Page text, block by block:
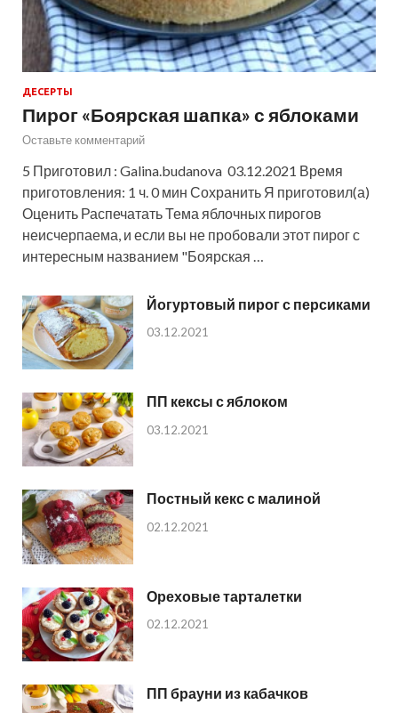
ДЕСЕРТЫ
Пирог «Боярская шапка» с яблоками
Оставьте комментарий
5 Приготовил : Galina.budanova 03.12.2021 Время
приготовления: 1 ч. 0 мин Сохранить Я приготовил(а)
Оценить Распечатать Тема яблочных пирогов
неисчерпаема, и если вы не пробовали этот пирог с
интересным названием "Боярская …
Йогуртовый пирог с персиками
03.12.2021
ПП кексы с яблоком
03.12.2021
Постный кекс с малиной
02.12.2021
Ореховые тарталетки
02.12.2021
ПП брауни из кабачков